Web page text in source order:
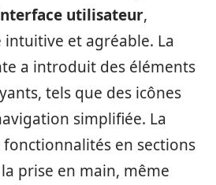
utilisateur,
et agréable. La
a introduit des éléments
tels que des icônes
simplifiée. La
en sections
prise en main, même